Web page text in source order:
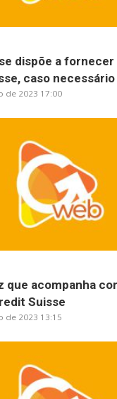
dispõe a
caso necessário
de 2023 17:00
que acompanha
Suisse
de 2023 13:15